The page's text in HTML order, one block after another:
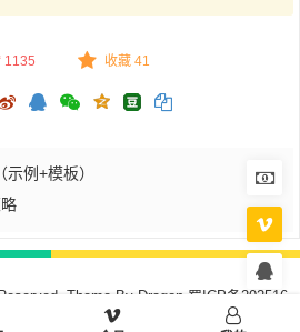
1135 收藏 41
例+模板）
Theme By Dragon 蜀ICP备202516
网安备51019002008278号